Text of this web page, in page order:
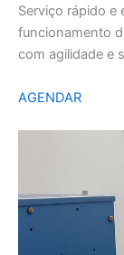
Serviço rápido e
funcionamento
com agilidade e
AGENDAR